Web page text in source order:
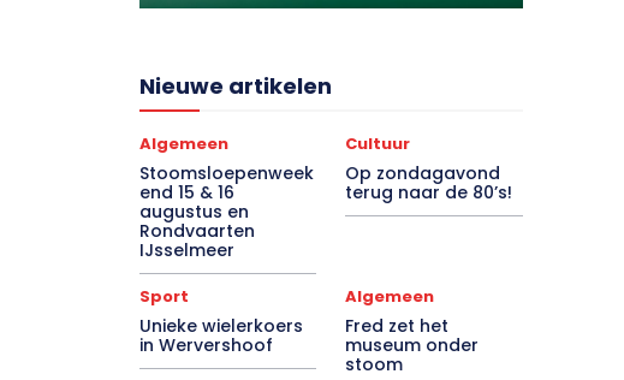
Nieuwe artikelen
Stoomsloepenweek
end 15 & 16
augustus en
Rondvaarten
IJsselmeer
Op zondagavond
terug naar de 80’s!
Unieke wielerkoers
in Wervershoof
Fred zet het
museum onder
stoom